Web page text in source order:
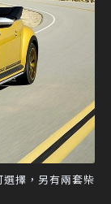
擇，另有兩套柴